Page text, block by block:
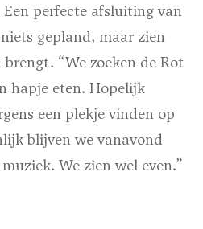
perfecte afsluiting van
gepland, maar zien
“We zoeken de Rot
hapje eten. Hopelijk
een plekje vinden op
blijven we vanavond
We zien wel even.”